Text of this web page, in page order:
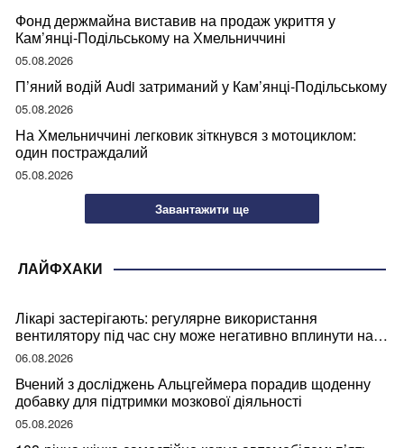
Фонд держмайна виставив на продаж укриття у
Кам’янці-Подільському на Хмельниччині
05.08.2026
П’яний водій Audi затриманий у Кам’янці-Подільському
05.08.2026
На Хмельниччині легковик зіткнувся з мотоциклом:
один постраждалий
05.08.2026
Завантажити ще
ЛАЙФХАКИ
Лікарі застерігають: регулярне використання
вентилятору під час сну може негативно вплинути на
ваше здоров’я
06.08.2026
Вчений з досліджень Альцгеймера порадив щоденну
добавку для підтримки мозкової діяльності
05.08.2026